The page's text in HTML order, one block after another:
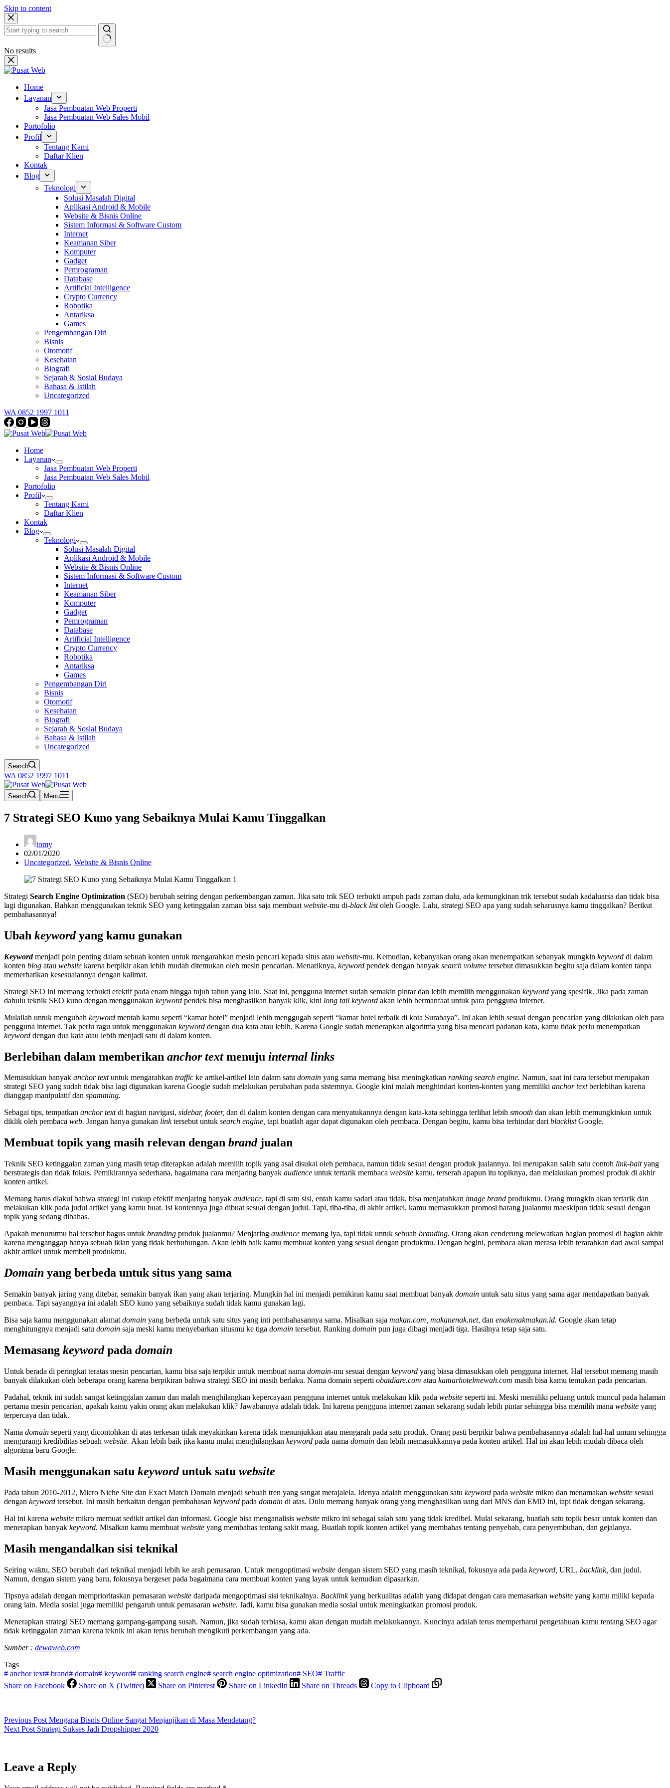
Skip to content
No results
Home
Layanan
Jasa Pembuatan Web Properti
Jasa Pembuatan Web Sales Mobil
Portofolio
Profil
Tentang Kami
Daftar Klien
Kontak
Blog
Teknologi
Solusi Masalah Digital
Aplikasi Android & Mobile
Website & Bisnis Online
Sistem Informasi & Software Custom
Internet
Keamanan Siber
Komputer
Gadget
Pemrograman
Database
Artificial Intelligence
Crypto Currency
Robotika
Antariksa
Games
Pengembangan Diri
Bisnis
Otomotif
Kesehatan
Biografi
Sejarah & Sosial Budaya
Bahasa & Istilah
Uncategorized
WA 0852 1997 1011
Home
Layanan
Jasa Pembuatan Web Properti
Jasa Pembuatan Web Sales Mobil
Portofolio
Profil
Tentang Kami
Daftar Klien
Kontak
Blog
Teknologi
Solusi Masalah Digital
Aplikasi Android & Mobile
Website & Bisnis Online
Sistem Informasi & Software Custom
Internet
Keamanan Siber
Komputer
Gadget
Pemrograman
Database
Artificial Intelligence
Crypto Currency
Robotika
Antariksa
Games
Pengembangan Diri
Bisnis
Otomotif
Kesehatan
Biografi
Sejarah & Sosial Budaya
Bahasa & Istilah
Uncategorized
Search
WA 0852 1997 1011
Search Menu
7 Strategi SEO Kuno yang Sebaiknya Mulai Kamu Tinggalkan
tomy
02/01/2020
Uncategorized, Website & Bisnis Online
Strategi Search Engine Optimization (SEO) berubah seiring dengan perkembangan zaman. Jika satu trik SEO terbukti ampuh pada zaman dulu, ada kemungkinan trik tersebut sudah kadaluarsa dan tidak bisa
lagi digunakan. Bahkan menggunakan teknik SEO yang ketinggalan zaman bisa saja membuat website-mu di-black listoleh Google. Lalu, strategi SEO apa yang sudah seharusnya kamu tinggalkan? Berikut
pembahasannya!
Ubah keywordyang kamu gunakan
Keyword menjadi poin penting dalam sebuah konten untuk mengarahkan mesin pencari kepada situs atau website-mu. Kemudian, kebanyakan orang akan menempatkan sebanyak mungkin keyword di dalam
konten blog atau website karena berpikir akan lebih mudah ditemukan oleh mesin pencarian. Menariknya, keyword pendek dengan banyak search volume tersebut dimasukkan begitu saja dalam konten tanpa
memerhatikan kesesuaiannya dengan kalimat.
Strategi SEO ini memang terbukti efektif pada enam hingga tujuh tahun yang lalu. Saat ini, pengguna internet sudah semakin pintar dan lebih memilih menggunakan keyword yang spesifik. Jika pada zaman
dahulu teknik SEO kuno dengan menggunakan keyword pendek bisa menghasilkan banyak klik, kini long tail keyword akan lebih bermanfaat untuk para pengguna internet.
Mulailah untuk mengubah keyword mentah kamu seperti “kamar hotel” menjadi lebih menggugah seperti “kamar hotel terbaik di kota Surabaya”. Ini akan lebih sesuai dengan pencarian yang dilakukan oleh para
pengguna internet. Tak perlu ragu untuk menggunakan keyword dengan dua kata atau lebih. Karena Google sudah menerapkan algoritma yang bisa mencari padanan kata, kamu tidak perlu menempatkan
keyword dengan dua kata atau lebih menjadi satu di dalam konten.
Berlebihan dalam memberikan anchor textmenuju internal links
Memasukkan banyak anchor textuntuk mengarahkan traffic ke artikel-artikel lain dalam satu domain yang sama memang bisa meningkatkan ranking search engine. Namun, saat ini cara tersebut merupakan
strategi SEO yang sudah tidak bisa lagi digunakan karena Google sudah melakukan perubahan pada sistemnya. Google kini malah menghindari konten-konten yang memiliki anchor textberlebihan karena
dianggap manipulatif dan spamming.
Sebagai tips, tempatkan anchor textdi bagian navigasi, sidebar, footer, dan di dalam konten dengan cara menyatukannya dengan kata-kata sehingga terlihat lebih smooth dan akan lebih memungkinkan untuk
diklik oleh pembaca web. Jangan hanya gunakan linktersebut untuk search engine, tapi buatlah agar dapat digunakan oleh pembaca. Dengan begitu, kamu bisa terhindar dari blacklistGoogle.
Membuat topik yang masih relevan dengan brandjualan
Teknik SEO ketinggalan zaman yang masih tetap diterapkan adalah memilih topik yang asal disukai oleh pembaca, namun tidak sesuai dengan produk jualannya. Ini merupakan salah satu contoh link-baityang
berstrategis dan tidak fokus. Pemikirannya sederhana, bagaimana cara menjaring banyak audience untuk tertarik membaca website kamu, terserah apapun itu topiknya, dan melakukan promosi produk di akhir
konten artikel.
Memang harus diakui bahwa strategi ini cukup efektif menjaring banyak audience, tapi di satu sisi, entah kamu sadari atau tidak, bisa menjatuhkan image brand produkmu. Orang mungkin akan tertarik dan
melakukan klik pada judul artikel yang kamu buat. Isi kontennya juga dibuat sesuai dengan judul. Tapi, tiba-tiba, di akhir artikel, kamu memasukkan promosi barang jualanmu maeskipun tidak sesuai dengan
topik yang sedang dibahas.
Apakah menurutmu hal tersebut bagus untuk branding produk jualanmu? Menjaring audience memang iya, tapi tidak untuk sebuah branding. Orang akan cenderung melewatkan bagian promosi di bagian akhir
karena menganggap hanya sebuah iklan yang tidak berhubungan. Akan lebih baik kamu membuat konten yang sesuai dengan produkmu. Dengan begini, pembaca akan merasa lebih terarahkan dari awal sampai
akhir artikel untuk membeli produkmu.
Domain yang berbeda untuk situs yang sama
Semakin banyak jaring yang ditebar, semakin banyak ikan yang akan terjaring. Mungkin hal ini menjadi pemikiran kamu saat membuat banyak domain untuk satu situs yang sama agar mendapatkan banyak
pembaca. Tapi sayangnya ini adalah SEO kuno yang sebaiknya sudah tidak kamu gunakan lagi.
Bisa saja kamu menggunakan alamat domain yang berbeda untuk satu situs yang inti pembahasannya sama. Misalkan saja makan.com, makanenak.net, dan enakenakmakan.id. Google akan tetap
menghitungnya menjadi satu domain saja meski kamu menyebarkan situsmu ke tiga domain tersebut. Ranking domain pun juga dibagi menjadi tiga. Hasilnya tetap saja satu.
Memasang keywordpada domain
Untuk berada di peringkat teratas mesin pencarian, kamu bisa saja terpikir untuk membuat nama domain-mu sesuai dengan keyword yang biasa dimasukkan oleh pengguna internet. Hal tersebut memang masih
banyak dilakukan oleh beberapa orang karena berpikiran bahwa strategi SEO ini masih berlaku. Nama domain seperti obatdiare.com atau kamarhotelmewah.com masih bisa kamu temukan pada pencarian.
Padahal, teknik ini sudah sangat ketinggalan zaman dan malah menghilangkan kepercayaan pengguna internet untuk melakukan klik pada website seperti ini. Meski memiliki peluang untuk muncul pada halaman
pertama mesin pencarian, apakah kamu yakin orang akan melakukan klik? Jawabannya adalah tidak. Ini karena pengguna internet zaman sekarang sudah lebih pintar sehingga bisa memilih mana website yang
terpercaya dan tidak.
Nama domain seperti yang dicontohkan di atas terkesan tidak meyakinkan karena tidak menunjukkan atau mengarah pada satu produk. Orang pasti berpikir bahwa pembahasannya adalah hal-hal umum sehingga
mengurangi kredibilitas sebuah website. Akan lebih baik jika kamu mulai menghilangkan keyword pada nama domain dan lebih memasukkannya pada konten artikel. Hal ini akan lebih mudah dibaca oleh
algoritma baru Google.
Masih menggunakan satu keyworduntuk satu website
Pada tahun 2010-2012, Micro Niche Site dan Exact Match Domain menjadi sebuah tren yang sangat merajalela. Idenya adalah menggunakan satu keyword pada website mikro dan menamakan website sesuai
dengan keyword tersebut. Ini masih berkaitan dengan pembahasan keyword pada domain di atas. Dulu memang banyak orang yang menghasilkan uang dari MNS dan EMD ini, tapi tidak dengan sekarang.
Hal ini karena website mikro memuat sedikit artikel dan informasi. Google bisa menganalisis website mikro ini sebagai salah satu yang tidak kredibel. Mulai sekarang, buatlah satu topik besar untuk konten dan
menerapkan banyak keyword. Misalkan kamu membuat website yang membahas tentang sakit maag. Buatlah topik konten artikel yang membahas tentang penyebab, cara penyembuhan, dan gejalanya.
Masih mengandalkan sisi teknikal
Seiring waktu, SEO berubah dari teknikal menjadi lebih ke arah pemasaran. Untuk mengoptimasi website dengan sistem SEO yang masih teknikal, fokusnya ada pada keyword, URL, backlink, dan judul.
Namun, dengan sistem yang baru, fokusnya bergeser pada bagaimana cara membuat konten yang layak untuk kemudian dipasarkan.
Tipsnya adalah dengan memprioritaskan pemasaran website daripada mengoptimasi sisi teknikalnya. Backlinkyang berkualitas adalah yang didapat dengan cara memasarkan website yang kamu miliki kepada
orang lain. Media sosial juga memiliki pengaruh untuk pemasaran website. Jadi, kamu bisa gunakan media sosial untuk meningkatkan promosi produk.
Menerapkan strategi SEO memang gampang-gampang susah. Namun, jika sudah terbiasa, kamu akan dengan mudah melakukannya. Kuncinya adalah terus memperbarui pengetahuan kamu tentang SEO agar
tidak ketinggalan zaman karena teknik ini akan terus berubah mengikuti perkembangan yang ada.
Sumber : dewaweb.com
Tags
# anchor text# brand# domain# keyword# ranking search engine# search engine optimization# SEO# Traffic
Share on Facebook
Share on X (Twitter) Share on Pinterest Share on LinkedIn Share on Threads Copy to Clipboard
Previous Post Mengapa Bisnis Online Sangat Menjanjikan di Masa Mendatang?
Next Post Strategi Sukses Jadi Dropshipper 2020
Leave a Reply